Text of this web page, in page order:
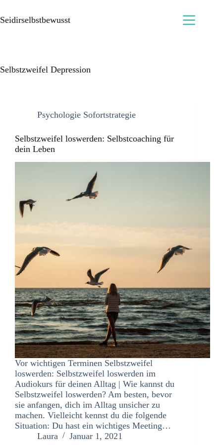
Seidirselbstbewusst
Selbstzweifel Depression
Psychologie Sofortstrategie
Selbstzweifel loswerden: Selbstcoaching für
dein Leben
Vor wichtigen Terminen Selbstzweifel
loswerden: Selbstzweifel loswerden im
Audiokurs für deinen Alltag | Wie kannst du
Selbstzweifel loswerden? Am besten, bevor
sie anfangen, dich im Alltag unsicher zu
machen. Vielleicht kennst du die folgende
Situation: Du hast ein wichtiges Meeting…
Laura
Januar 1, 2021